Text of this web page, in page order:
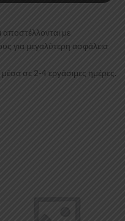
με
για μεγαλύτερη ασφάλεια
σε 2-4 εργάσιμες ημέρες.